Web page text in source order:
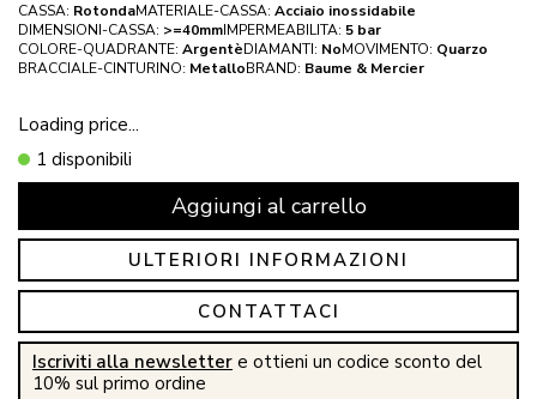
CASSA: RotondaMATERIALE-CASSA: Acciaio inossidabile
DIMENSIONI-CASSA: >=40mmIMPERMEABILITA: 5 bar
COLORE-QUADRANTE: ArgentèDIAMANTI: NoMOVIMENTO: Quarzo
BRACCIALE-CINTURINO: MetalloBRAND: Baume & Mercier
Loading price...
1 disponibili
Aggiungi al carrello
ULTERIORI INFORMAZIONI
CONTATTACI
Iscriviti alla newsletter e ottieni un codice sconto del
10% sul primo ordine